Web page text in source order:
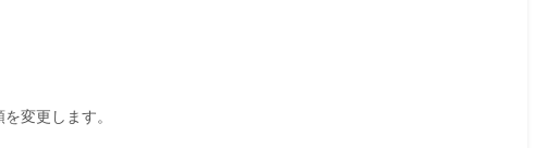
変更します。